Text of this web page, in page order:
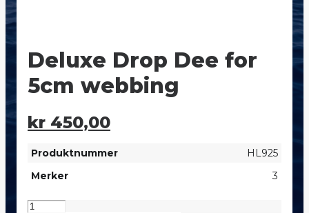
Deluxe Drop Dee for
5cm webbing
kr 450,00
Produktnummer
HL925
Merker
3
Deluxe